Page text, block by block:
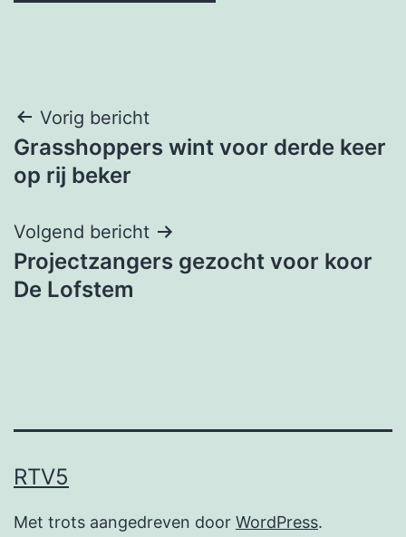
Bericht
navigatie
Vorig bericht
Grasshoppers wint voor derde keer
op rij beker
Volgend bericht
Projectzangers gezocht voor koor
De Lofstem
RTV5
Met trots aangedreven door WordPress.